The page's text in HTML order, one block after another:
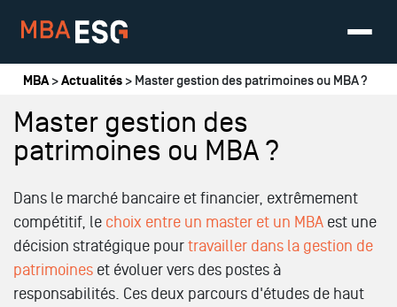
Vous êtes ici
MBA>Actualités > Master gestion des patrimoines ou MBA ?
Master gestion des
patrimoines ou MBA ?
Dans le marché bancaire et financier, extrêmement
compétitif, le choix entre un master et un MBA est une
décision stratégique pour travailler dans la gestion de
patrimoines et évoluer vers des postes à
responsabilités. Ces deux parcours d'études de haut